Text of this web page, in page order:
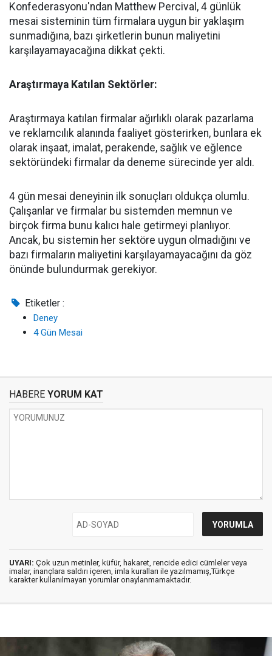
Konfederasyonu'ndan Matthew Percival, 4 günlük
mesai sisteminin tüm firmalara uygun bir yaklaşım
sunmadığına, bazı şirketlerin bunun maliyetini
karşılayamayacağına dikkat çekti.
Araştırmaya Katılan Sektörler:
Araştırmaya katılan firmalar ağırlıklı olarak pazarlama
ve reklamcılık alanında faaliyet gösterirken, bunlara ek
olarak inşaat, imalat, perakende, sağlık ve eğlence
sektöründeki firmalar da deneme sürecinde yer aldı.
4 gün mesai deneyinin ilk sonuçları oldukça olumlu.
Çalışanlar ve firmalar bu sistemden memnun ve
birçok firma bunu kalıcı hale getirmeyi planlıyor.
Ancak, bu sistemin her sektöre uygun olmadığını ve
bazı firmaların maliyetini karşılayamayacağını da göz
önünde bulundurmak gerekiyor.
Etiketler :
Deney
4 Gün Mesai
HABERE YORUM KAT
UYARI: Çok uzun metinler, küfür, hakaret, rencide edici cümleler veya
imalar, inançlara saldırı içeren, imla kuralları ile yazılmamış,Türkçe
karakter kullanılmayan yorumlar onaylanmamaktadır.